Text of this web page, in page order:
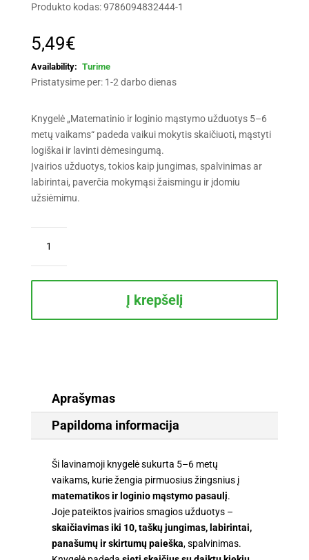
Produkto kodas:9786094832444-1
5,49€
Turime
Pristatysime per: 1-2 darbo dienas
Knygelė „Matematinio ir loginio mąstymo užduotys 5–6
metų vaikams“ padeda vaikui mokytis skaičiuoti, mąstyti
logiškai ir lavinti dėmesingumą.
Įvairios užduotys, tokios kaip jungimas, spalvinimas ar
labirintai, paverčia mokymąsi žaismingu ir įdomiu
užsiėmimu.
kiekis:
Matematinio
ir
vaikams
Į krepšelį
Aprašymas
Papildoma informacija
Ši lavinamoji knygelė sukurta 5–6 metų
vaikams, kurie žengia pirmuosius žingsnius į
matematikos ir loginio mąstymo pasaulį.
Joje pateiktos įvairios smagios užduotys –
skaičiavimas iki 10, taškų jungimas, labirintai,
panašumų ir skirtumų paieška, spalvinimas.